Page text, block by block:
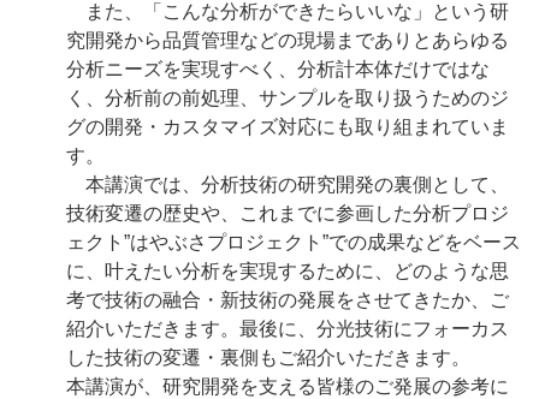
また、「こんな分析ができたらいいな」という研
究開発から品質管理などの現場までありとあらゆる
分析ニーズを実現すべく、分析計本体だけではな
く、分析前の前処理、サンプルを取り扱うためのジ
グの開発・カスタマイズ対応にも取り組まれていま
す。
本講演では、分析技術の研究開発の裏側として、
技術変遷の歴史や、これまでに参画した分析プロジ
ェクト”はやぶさプロジェクト”での成果などをベース
に、叶えたい分析を実現するために、どのような思
考で技術の融合・新技術の発展をさせてきたか、ご
紹介いただきます。最後に、分光技術にフォーカス
した技術の変遷・裏側もご紹介いただきます。
本講演が、研究開発を支える皆様のご発展の参考に